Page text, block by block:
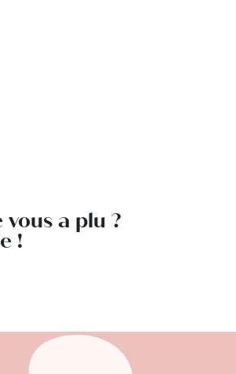
a plu ?
!